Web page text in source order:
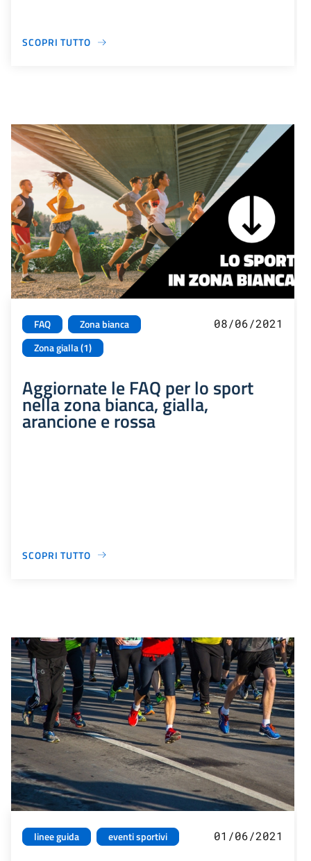
SCOPRI TUTTO
FAQ
Zona bianca
Zona gialla (1)
08/06/2021
Aggiornate le FAQ per lo sport
nella zona bianca, gialla,
arancione e rossa
SCOPRI TUTTO
linee guida eventi sportivi 01/06/2021